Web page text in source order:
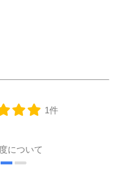
1件
について